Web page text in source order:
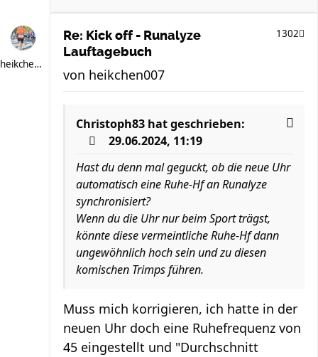
heikchen007
Re: Kick off - Runalyze
Lauftagebuch
1302
von heikchen007
Christoph83 hat geschrieben:
29.06.2024, 11:19
Hast du denn mal geguckt, ob die neue Uhr
automatisch eine Ruhe-Hf an Runalyze
synchronisiert?
Wenn du die Uhr nur beim Sport trägst,
könnte diese vermeintliche Ruhe-Hf dann
ungewöhnlich hoch sein und zu diesen
komischen Trimps führen.
Muss mich korrigieren, ich hatte in der
neuen Uhr doch eine Ruhefrequenz von
45 eingestellt und "Durchschnitt